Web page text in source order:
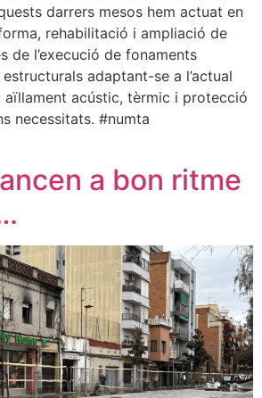
darrers mesos hem actuat en
rehabilitació i ampliació de
de l’execució de fonaments
adaptant-se a l’actual
aïllament acústic, tèrmic i protecció
necessitats. #numta
a bon ritme